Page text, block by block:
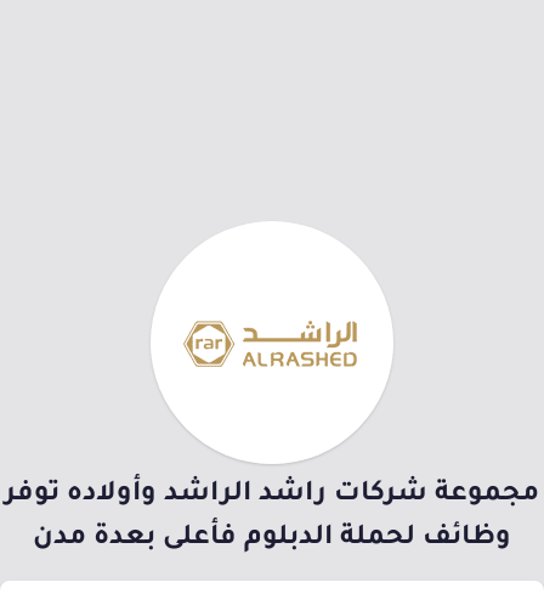
مجموعة شركات راشد الراشد وأولاده توفر
وظائف لحملة الدبلوم فأعلى بعدة مدن